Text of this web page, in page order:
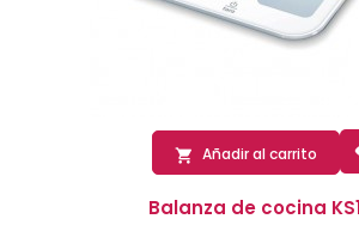
 Añadir al carrito
Balanza de cocina